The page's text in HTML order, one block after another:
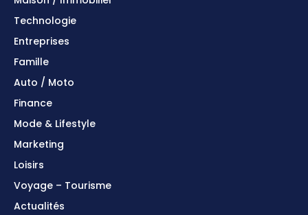
Technologie
Entreprises
Famille
Auto / Moto
Finance
Mode & Lifestyle
Marketing
Loisirs
Voyage – Tourisme
Actualités